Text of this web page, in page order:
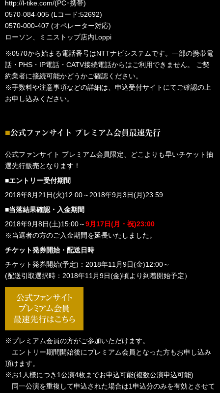
http://l-tike.com/(PC･携帯)
0570-084-005 (Lコード:52692)
0570-000-407 (オペレーター対応)
ローソン、ミニストップ店内Loppi
※0570から始まる電話番号はNTTナビシステムです。一部の携帯電
話・PHS・IP電話・CATV接続電話からはご利用できません。 ご契
約業者に接続可能かどうかご確認ください。
※手数料や注意事項などの詳細は、申込受付サイトにてご確認の上
お申し込みください。
公式ファンサイト プレミアム会員最速先行
公式ファンサイト プレミアム会員限定、どこよりも早いチケット抽
選先行販売となります！
■エントリー受付期間
2018年8月21日(火)12:00～2018年9月3日(月)23:59
■当落結果確認・入金期間
2018年9月8日(土)15:00～9月17日(月・祝)23:00
※当選者の方のご入金期間を延長いたしました。
チケット発券開始・配送日時
チケット発券開始(予定)：2018年11月9日(金)12:00～
(配送引取選択時：2018年11月9日(金)頃より到着開始予定）
公式ファンサイト
プレミアム会員
最速先行はこちら
※プレミアム会員の方がご参加いただけます。
エントリー期間開始後にプレミアム会員となった方もお申し込み
頂けます。
※お1人様につき1公演4枚までお申込可能(複数公演申込可能)
同一公演を重複して申込された場合は1申込分のみを有効とさせて